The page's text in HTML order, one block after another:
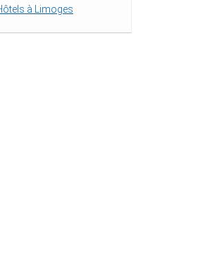
à Limoges